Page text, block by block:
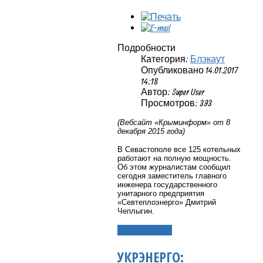
Подробности
Категория: Блэкаут
Опубликовано 14.01.2017
14:18
Автор: Super User
Просмотров: 393
(Вебсайт «Крыминформ» от 8
декабря 2015 года)
В Севастополе все 125 котельных
работают на полную мощность.
Об этом журналистам сообщил
сегодня заместитель главного
инженера государственного
унитарного предприятия
«Севтеплоэнерго» Дмитрий
Чеплыгин.
УКРЭНЕРГО: